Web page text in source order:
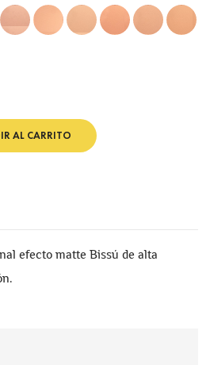
05
Pebble
06
Natural
07
Caramel
08
Wheat
09
Shell
10
Honey
AL CARRITO
efecto matte Bissú de alta